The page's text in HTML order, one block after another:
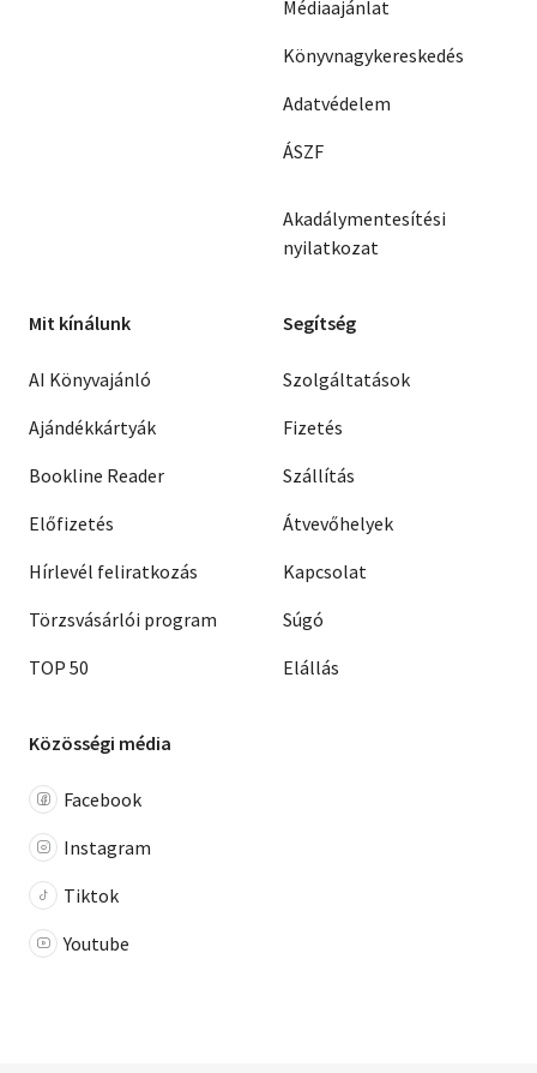
Médiaajánlat
Könyvnagykereskedés
Adatvédelem
ÁSZF
Akadálymentesítési
nyilatkozat
Mit kínálunk
AI Könyvajánló
Ajándékkártyák
Bookline Reader
Előfizetés
Hírlevél feliratkozás
Törzsvásárlói program
TOP 50
Segítség
Szolgáltatások
Fizetés
Szállítás
Átvevőhelyek
Kapcsolat
Súgó
Elállás
Közösségi média
Facebook
Instagram
Tiktok
Youtube